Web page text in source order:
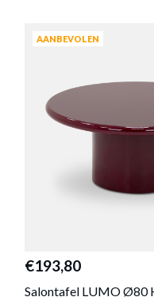
AANBEVOLEN
€193,80
Salontafel LUMO Ø80